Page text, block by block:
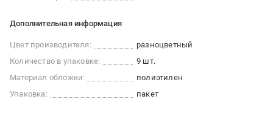
Дополнительная информация
Цвет производителя:
разноцветный
Количество в упаковке:
9 шт.
Материал обложки:
полиэтилен
Упаковка:
пакет